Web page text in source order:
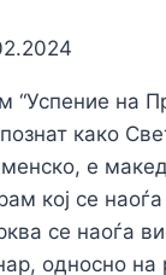
“Успение на
како
е
кој се
се наоѓа
односно на